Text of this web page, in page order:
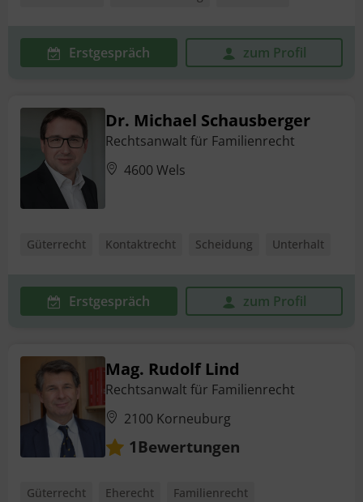
Erstgespräch zum Profil
Dr. Michael Schausberger
Rechtsanwalt für Familienrecht
4600 Wels
Güterrecht Kontaktrecht Scheidung Unterhalt
Erstgespräch zum Profil
Mag. Rudolf Lind
Rechtsanwalt für Familienrecht
2100 Korneuburg
1Bewertungen
Güterrecht Eherecht
Familienrecht